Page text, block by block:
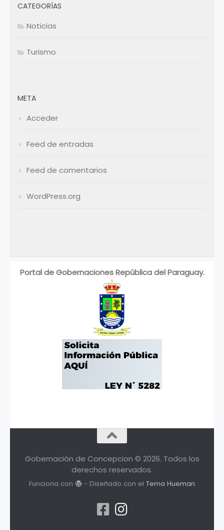
CATEGORÍAS
Noticias
Turismo
META
Acceder
Feed de entradas
Feed de comentarios
WordPress.org
Portal de Gobernaciones República del Paraguay.
Gobernación de Concepcion © 2026. Todos los
derechos reservados.
Funciona con - Diseñado con el Tema Hueman